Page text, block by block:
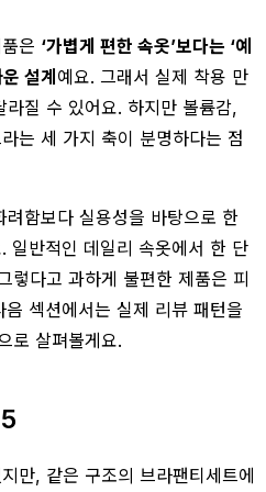
은 ‘가볍게 편한 속옷’보다는 ‘예
설계예요. 그래서 실제 착용 만
질 수 있어요. 하지만 볼륨감,
는 세 가지 축이 분명하다는 점
함보다 실용성을 바탕으로 한
일반적인 데일리 속옷에서 한 단
렇다고 과하게 불편한 제품은 피
섹션에서는 실제 리뷰 패턴을
로 살펴볼게요.
만, 같은 구조의 브라팬티세트에